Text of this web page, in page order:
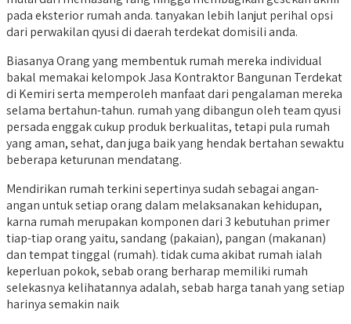
pada eksterior rumah anda. tanyakan lebih lanjut perihal opsi
dari perwakilan qyusi di daerah terdekat domisili anda.
Biasanya Orang yang membentuk rumah mereka individual
bakal memakai kelompok Jasa Kontraktor Bangunan Terdekat
di Kemiri serta memperoleh manfaat dari pengalaman mereka
selama bertahun-tahun. rumah yang dibangun oleh team qyusi
persada enggak cukup produk berkualitas, tetapi pula rumah
yang aman, sehat, dan juga baik yang hendak bertahan sewaktu
beberapa keturunan mendatang.
Mendirikan rumah terkini sepertinya sudah sebagai angan-
angan untuk setiap orang dalam melaksanakan kehidupan,
karna rumah merupakan komponen dari 3 kebutuhan primer
tiap-tiap orang yaitu, sandang (pakaian), pangan (makanan)
dan tempat tinggal (rumah). tidak cuma akibat rumah ialah
keperluan pokok, sebab orang berharap memiliki rumah
selekasnya kelihatannya adalah, sebab harga tanah yang setiap
harinya semakin naik